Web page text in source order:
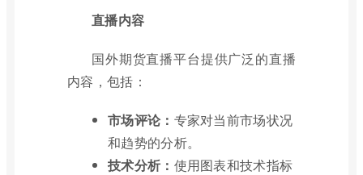
直播内容
国外期货直播平台提供广泛的直播
内容，包括：
市场评论： 专家对当前市场状况
和趋势的分析。
技术分析： 使用图表和技术指标